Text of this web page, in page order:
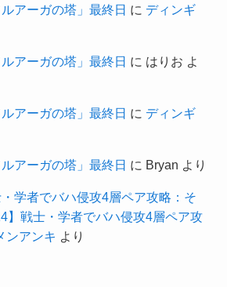
アーガの塔」最終日 に ディンギ
アーガの塔」最終日 に はりお よ
アーガの塔」最終日 に ディンギ
アーガの塔」最終日 に Bryan より
・学者でバハ侵攻4層ペア攻略：そ
】戦士・学者でバハ侵攻4層ペア攻
ンアンキ より